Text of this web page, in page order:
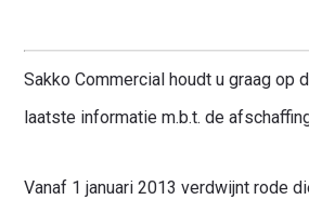
Sakko Commercial houdt u graag op
laatste informatie m.b.t. de
Vanaf 1 januari 2013 verdwijnt rode